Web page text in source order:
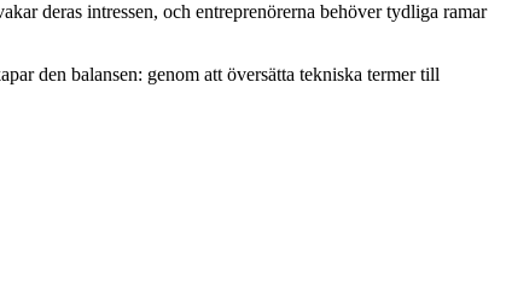
deras intressen, och entreprenörerna behöver tydliga ramar
den balansen: genom att översätta tekniska termer till